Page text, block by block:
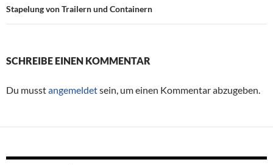
Stapelung von Trailern und Containern
SCHREIBE EINEN KOMMENTAR
Du musstangemeldetsein, um einen Kommentar abzugeben.